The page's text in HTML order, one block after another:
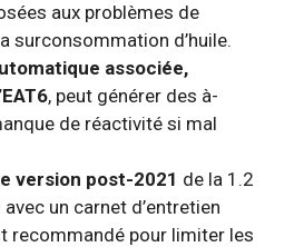
aux problèmes de
surconsommation d’huile.
associée,
, peut générer des à-
de réactivité si mal
version post-2021 de la 1.2
un carnet d’entretien
recommandé pour limiter les